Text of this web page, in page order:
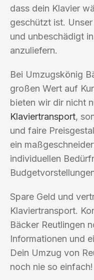
dass dein Klavier
geschützt ist.
und unbeschädigt
anzuliefern.
Bei Umzugskönig
großen Wert auf
bieten wir dir nicht
Klaviertransport,
und faire
ein
individuellen
Spare Geld und
Klaviertransport.
Bäcker Reutlingen
Informationen und
Dein Umzug von
noch nie so einfach!